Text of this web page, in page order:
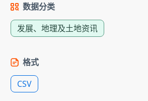
数据分类
发展、地理及土地资讯
格式
CSV